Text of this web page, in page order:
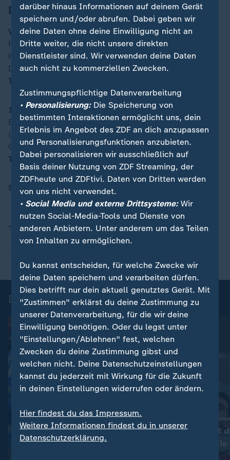
Die Aufstellungen:
VfB Stuttgart:Bredlow - Stenzel (86. Vagnoman),
Rouault, Chase, Hendriks - Krätzig (59. Stiller),
Karazor - Rieder (77. Millot), Führich (77. Leweling) -
Demirovic, Woltemade (59. Undav)
Trainer:
1. FC Kaiserslautern:Krahl - Wekesser, Heuer, J.
Elvedi, Zimmer - Tomiak - Sirch (79. Robinson), Ritter
(79. Raschl), Yokota (85. Tachie), Redondo (59.
Opoku) - Ache (59. Hanslik)
Trainer:Markus Anfang
Schiedsrichter:Daniel Schlager (Hügelsheim)
Thema
DFB-Pokal - Highlights
Sport | DFB-Pokal Saison 2025/26:
Die schönsten Tore der DFB-
Pokal-Saison 25/26
Sport | DFB-Pokal
Stuttgart folgt
DFB-Pokalfinale
darüber hinaus Informationen auf deinem Gerät
speichern und/oder abrufen. Dabei geben wir
deine Daten ohne deine Einwilligung nicht an
Dritte weiter, die nicht unsere direkten
Dienstleister sind. Wir verwenden deine Daten
auch nicht zu kommerziellen Zwecken.
Zustimmungspflichtige Datenverarbeitung
• Personalisierung:Die Speicherung von
bestimmten Interaktionen ermöglicht uns, dein
Erlebnis im Angebot des ZDF an dich anzupassen
und Personalisierungsfunktionen anzubieten.
Dabei personalisieren wir ausschließlich auf
Basis deiner Nutzung von ZDF Streaming, der
ZDFheute und ZDFtivi. Daten von Dritten werden
von uns nicht verwendet.
• Social Media und externe Drittsysteme:Wir
nutzen Social-Media-Tools und Dienste von
anderen Anbietern. Unter anderem um das Teilen
von Inhalten zu ermöglichen.
Du kannst entscheiden, für welche Zwecke wir
deine Daten speichern und verarbeiten dürfen.
Dies betrifft nur dein aktuell genutztes Gerät. Mit
"Zustimmen" erklärst du deine Zustimmung zu
unserer Datenverarbeitung, für die wir deine
Einwilligung benötigen. Oder du legst unter
"Einstellungen/Ablehnen" fest, welchen
Zwecken du deine Zustimmung gibst und
welchen nicht. Deine Datenschutzeinstellungen
kannst du jederzeit mit Wirkung für die Zukunft
in deinen Einstellungen widerrufen oder ändern.
Hier findest du das Impressum.
Weitere Informationen findest du in unserer
Datenschutzerklärung.